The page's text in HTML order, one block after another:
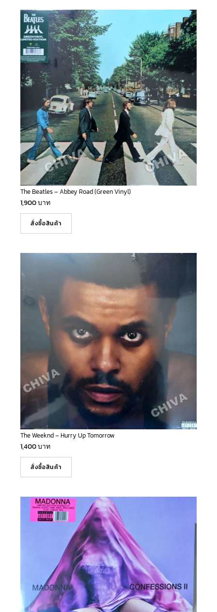
The Beatles – Abbey Road (Green Vinyl)
1,900บาท
สั่งซื้อสินค้า
The Weeknd – Hurry Up Tomorrow
1,400บาท
สั่งซื้อสินค้า